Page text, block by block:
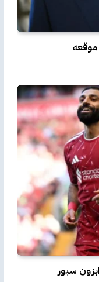
موقعه
سبور